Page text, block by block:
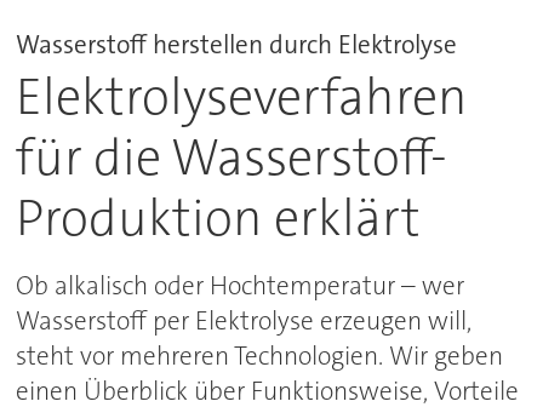
Wasserstoff herstellen durch Elektrolyse
Elektrolyseverfahren
für die Wasserstoff-
Produktion erklärt
Ob alkalisch oder Hochtemperatur – wer
Wasserstoff per Elektrolyse erzeugen will,
steht vor mehreren Technologien. Wir geben
einen Überblick über Funktionsweise, Vorteile